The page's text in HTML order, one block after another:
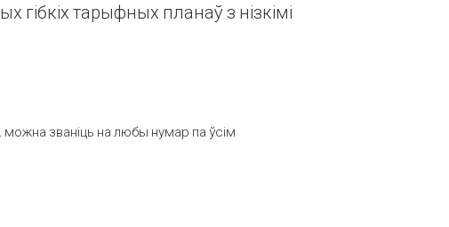
тарыфных планаў з нізкімі
званіць на любы нумар па ўсім